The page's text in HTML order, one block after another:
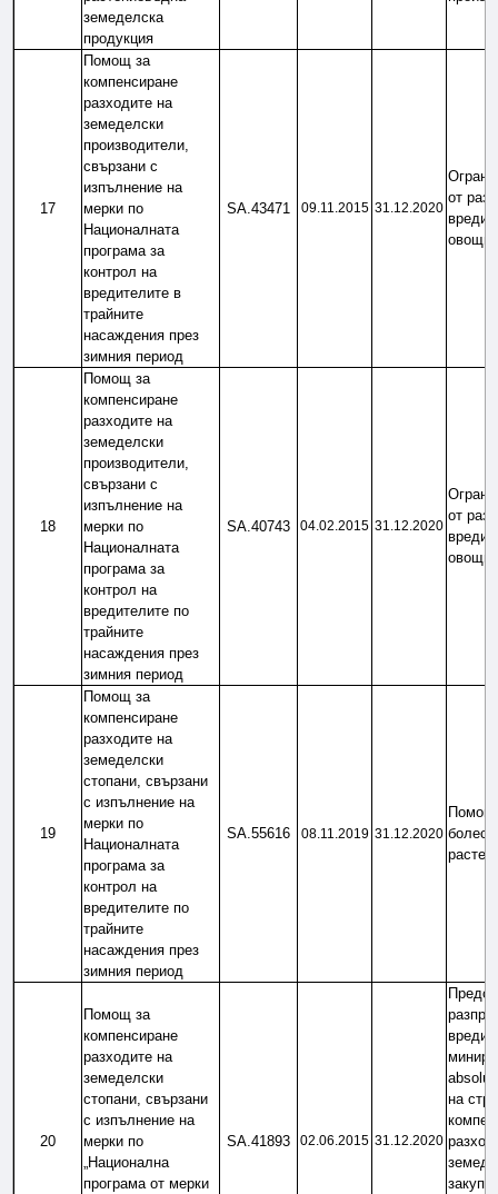
земеделска
продукция
17
Помощ за
компенсиране
разходите на
земеделски
производители,
свързани с
изпълнение на
мерки по
Националната
програма за
контрол на
вредителите в
трайните
насаждения през
зимния период
SA.43471 09.11.2015 31.12.2020
от
18
Помощ за
компенсиране
разходите на
земеделски
производители,
свързани с
изпълнение на
мерки по
Националната
програма за
контрол на
вредителите по
трайните
насаждения през
зимния период
SA.40743 04.02.2015 31.12.2020
от
19
Помощ за
компенсиране
разходите на
земеделски
стопани, свързани
с изпълнение на
мерки по
Националната
програма за
контрол на
вредителите по
трайните
насаждения през
зимния период
SA.55616 08.11.2019 31.12.2020
Помощ
20
Помощ за
компенсиране
разходите на
земеделски
стопани, свързани
с изпълнение на
мерки по
„Национална
програма от мерки
SA.41893 02.06.2015 31.12.2020
на